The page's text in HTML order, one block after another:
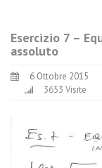
Esercizio 7 –
assoluto
6 Ottobre 2015
3653 Visite